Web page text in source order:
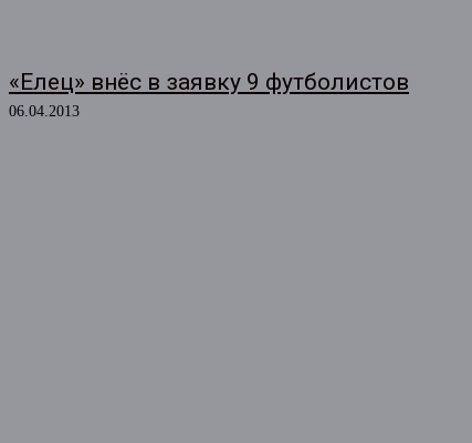
«Елец» внёс в заявку 9 футболистов
06.04.2013